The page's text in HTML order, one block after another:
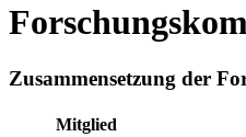
Zusammensetzung der
Mitglied